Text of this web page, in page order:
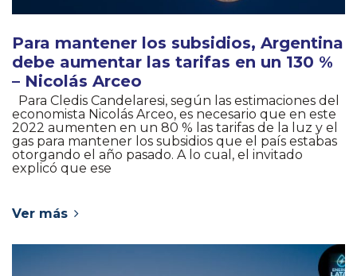
Para mantener los subsidios, Argentina
debe aumentar las tarifas en un 130 %
– Nicolás Arceo
Para Cledis Candelaresi, según las estimaciones del
economista Nicolás Arceo, es necesario que en este
2022 aumenten en un 80 % las tarifas de la luz y el
gas para mantener los subsidios que el país estabas
otorgando el año pasado. A lo cual, el invitado
explicó que ese
Ver más